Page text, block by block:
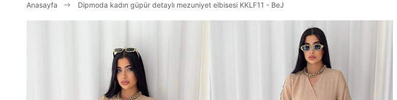
Anasayfa Dipmoda kadın güpür detaylı mezuniyet elbisesi KKLF11 - BeJ